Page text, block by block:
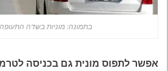
בתמונה: מוניות בשדה
אפשר לתפוס מונית גם בכניסה